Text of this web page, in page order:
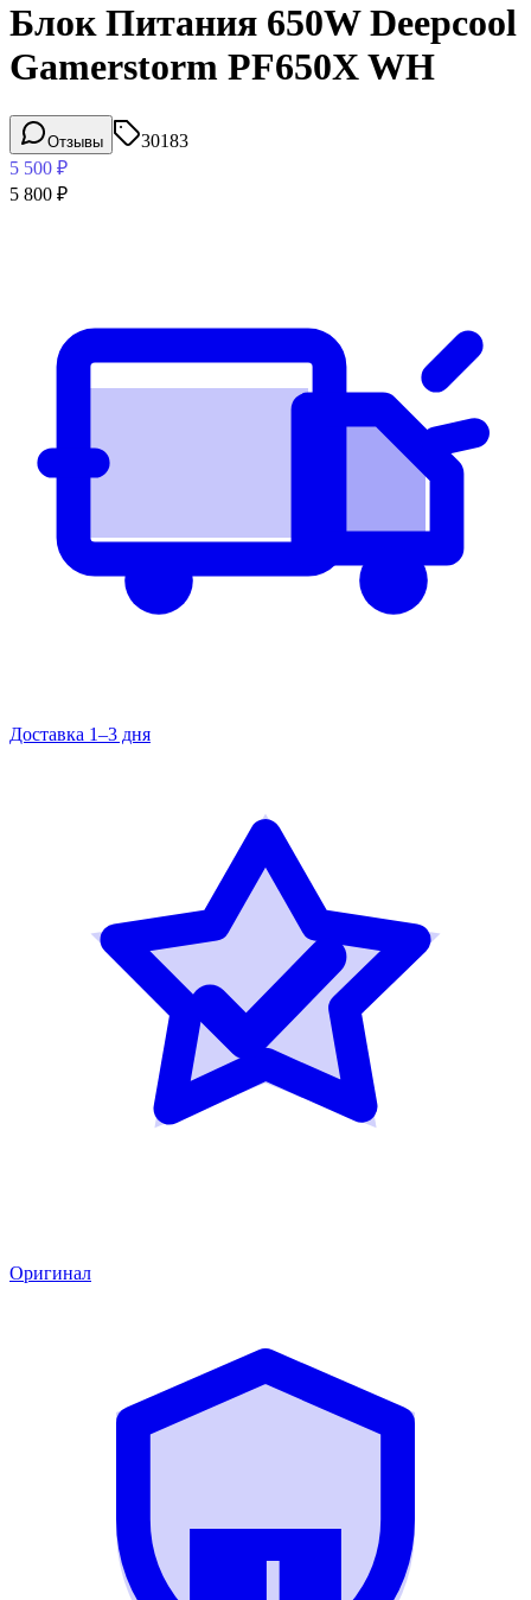
Блок Питания 650W Deepcool
Gamerstorm PF650X WH
Отзывы
30183
5 500 ₽
5 800 ₽
Доставка 1–3 дня
Оригинал